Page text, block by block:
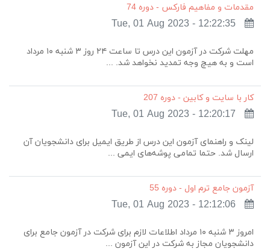
مقدمات و مفاهیم فارکس - دوره 74
Tue, 01 Aug 2023 - 12:22:35
مهلت شرکت در آزمون این درس تا ساعت ۲۴ روز ۳ شنبه ۱۰ مرداد
است و به هیچ وجه تمدید نخواهد شد. ...
کار با سایت و کابین - دوره 207
لینک و راهنمای آزمون این درس از طریق ایمیل برای دانشجویان آن
ارسال شد. حتما تمامی پوشه‌های ایمی ...
آزمون جامع ترم اول - دوره 55
امروز ۳ شنبه ۱۰ مرداد اطلاعات لازم برای شرکت در آزمون جامع برای
دانشجویان مجاز به شرکت در این آزمون ...